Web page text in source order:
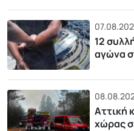
12
αγώνα
Αττική
χώρας